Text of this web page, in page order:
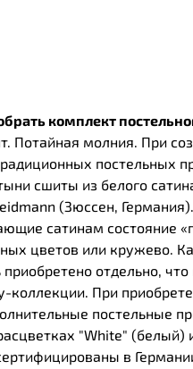
комплект
молния. При
постельных
сшиты из белого
(Зюссен,
сатинам состояние
цветов или кружево.
отдельно,
коллекции. При
постельные
"White"
в